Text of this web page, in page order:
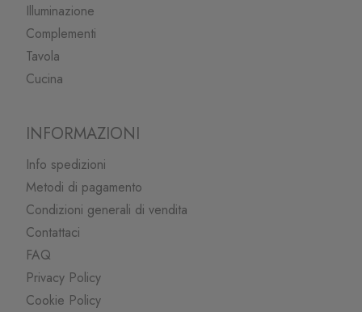
Illuminazione
Complementi
Tavola
Cucina
INFORMAZIONI
Info spedizioni
Metodi di pagamento
Condizioni generali di vendita
Contattaci
FAQ
Privacy Policy
Cookie Policy